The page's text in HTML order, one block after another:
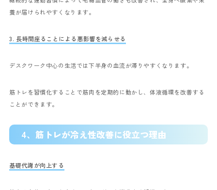
養が届けられやすくなります。
3. 長時間座ることによる悪影響を減らせる
デスクワーク中心の生活では下半身の血流が滞りやすくなります。
筋トレを習慣化することで筋肉を定期的に動かし、体液循環を改善する
ことができます。
4、 筋トレが冷え性改善に役立つ理由
基礎代謝が向上する